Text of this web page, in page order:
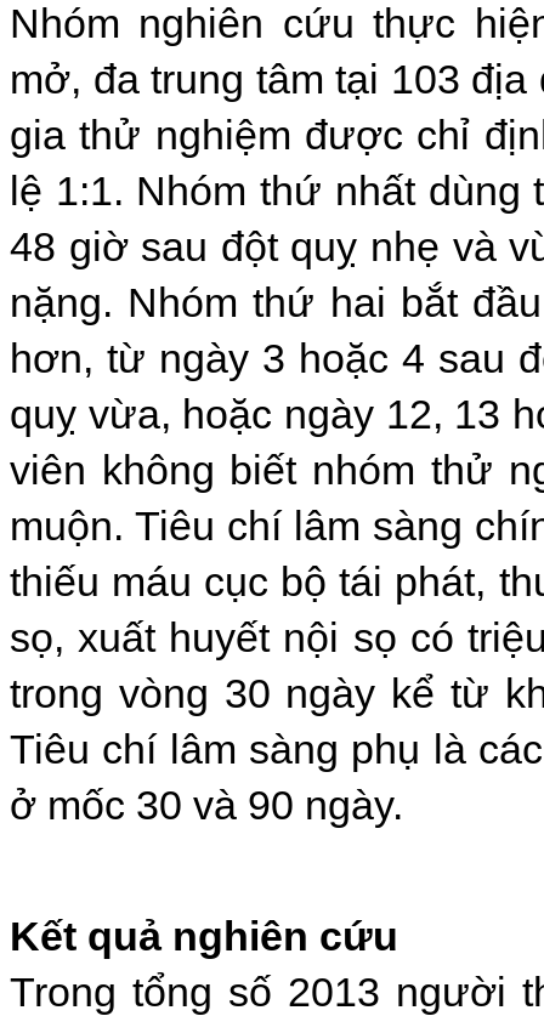
Nhóm nghiên cứu thực
mở, đa trung tâm tại 103
gia thử nghiệm được chỉ
lệ 1:1. Nhóm thứ nhất
48 giờ sau đột quỵ nhẹ và
nặng. Nhóm thứ hai bắt
hơn, từ ngày 3 hoặc 4 sau
quỵ vừa, hoặc ngày 12, 13
viên không biết nhóm thử
muộn. Tiêu chí lâm sàng
thiếu máu cục bộ tái phát,
sọ, xuất huyết nội sọ có
trong vòng 30 ngày kể từ
Tiêu chí lâm sàng phụ là
ở mốc 30 và 90 ngày.
Kết quả nghiên cứu
Trong tổng số 2013 người